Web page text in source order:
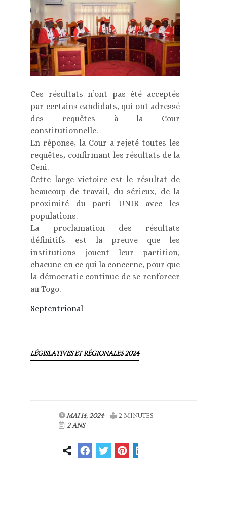
Ces résultats n’ont pas été acceptés
par certains candidats, qui ont adressé
des requêtes à la Cour
constitutionnelle.
En réponse, la Cour a rejeté toutes les
requêtes, confirmant les résultats de la
Ceni.
Cette large victoire est le résultat de
beaucoup de travail, du sérieux, de la
proximité du parti UNIR avec les
populations.
La proclamation des résultats
définitifs est la preuve que les
institutions jouent leur partition,
chacune en ce qui la concerne, pour que
la démocratie continue de se renforcer
au Togo.
Septentrional
LÉGISLATIVES ET RÉGIONALES 2024
MAI 14, 2024
2 MINUTES
2 ANS